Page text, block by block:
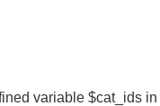
variable $cat_ids in